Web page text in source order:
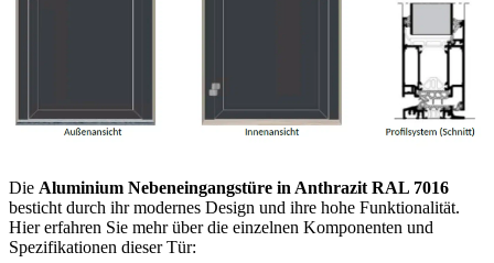
Die Aluminium Nebeneingangstüre in Anthrazit RAL 7016
besticht durch ihr modernes Design und ihre hohe Funktionalität.
Hier erfahren Sie mehr über die einzelnen Komponenten und
Spezifikationen dieser Tür: